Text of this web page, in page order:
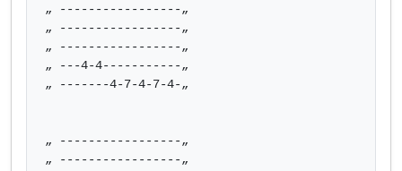
„ -----------------„
„ -----------------„
„ -----------------„
„ ---4-4-----------„
„ -------4-7-4-7-4-„
„ -----------------„
„ -----------------„